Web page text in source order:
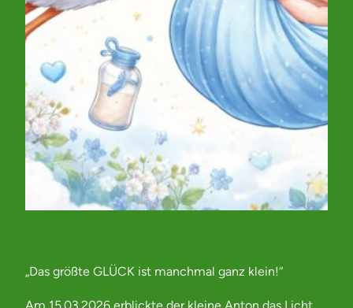
„Das größte GLÜCK ist manchmal ganz klein!“